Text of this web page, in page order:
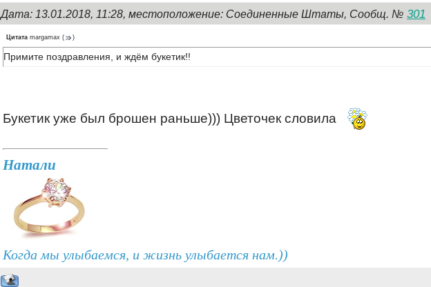
Дата: 13.01.2018, 11:28, местоположение: Соединенные Штаты, Сообщ. № 301
Цитата margamax ( )
Примите поздравления, и ждём букетик!!
Букетик уже был брошен раньше))) Цветочек словила
Натали
Когда мы улыбаемся, и жизнь улыбается нам.))